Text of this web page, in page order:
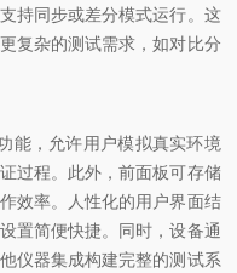
持同步或差分模式运行。这
复杂的测试需求，如对比分
，允许用户模拟真实环境
过程。此外，前面板可存储
效率。人性化的用户界面结
置简便快捷。同时，设备通
仪器集成构建完整的测试系